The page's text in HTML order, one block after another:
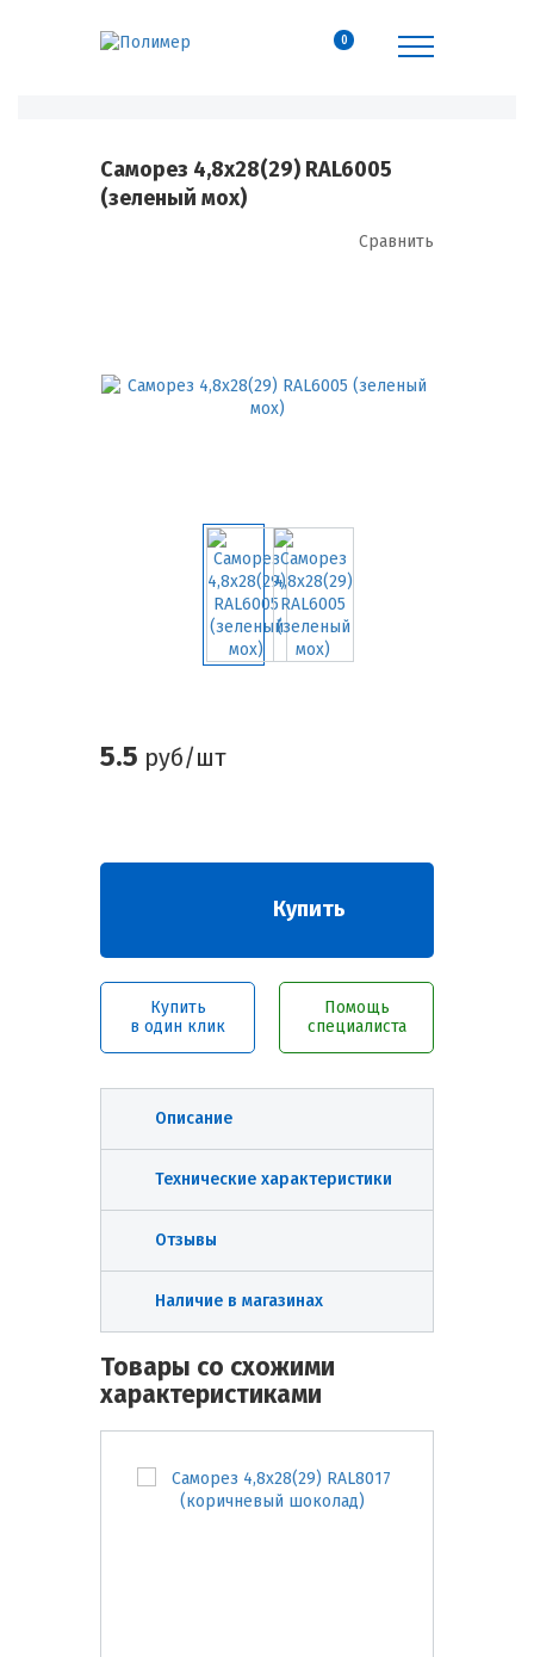
0
Саморез 4,8х28(29) RAL6005
(зеленый мох)
Сравнить
5.5 руб/шт
Купить
Купить
в один клик
Помощь
специалиста
Описание
Технические характеристики
Отзывы
Наличие в магазинах
Товары со схожими
характеристиками